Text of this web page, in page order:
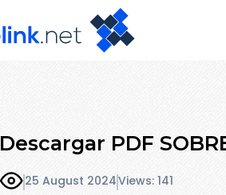
Descargar PDF
25 August 2024Views: 141